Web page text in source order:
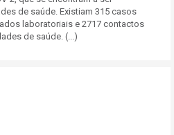
de saúde. Existiam 315 casos
laboratoriais e 2717 contactos
de saúde. (...)